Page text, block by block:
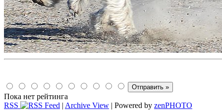
Пока нет рейтинга
RSS
| Archive View | Powered by zenPHOTO